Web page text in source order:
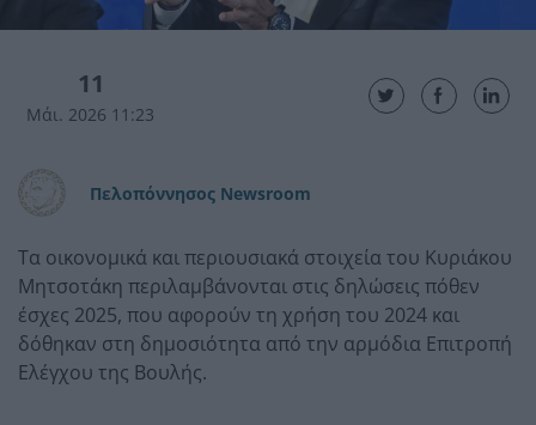
11
Μάι. 2026 11:23
Πελοπόννησος Newsroom
Τα οικονομικά και περιουσιακά στοιχεία του Κυριάκου
Μητσοτάκη περιλαμβάνονται στις δηλώσεις πόθεν
έσχες 2025, που αφορούν τη χρήση του 2024 και
δόθηκαν στη δημοσιότητα από την αρμόδια Επιτροπή
Ελέγχου της Βουλής.